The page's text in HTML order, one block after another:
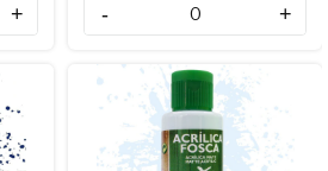
+ - +